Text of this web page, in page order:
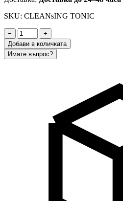
SKU: CLEANsING TONIC
−
+
Добави в количката
Имате въпрос?